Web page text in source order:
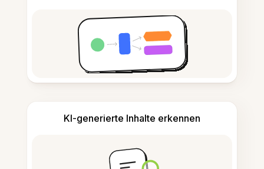
KI-generierte Inhalte erkennen